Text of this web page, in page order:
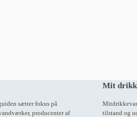
sætter fokus på
producenter af
Mit
tilstand og